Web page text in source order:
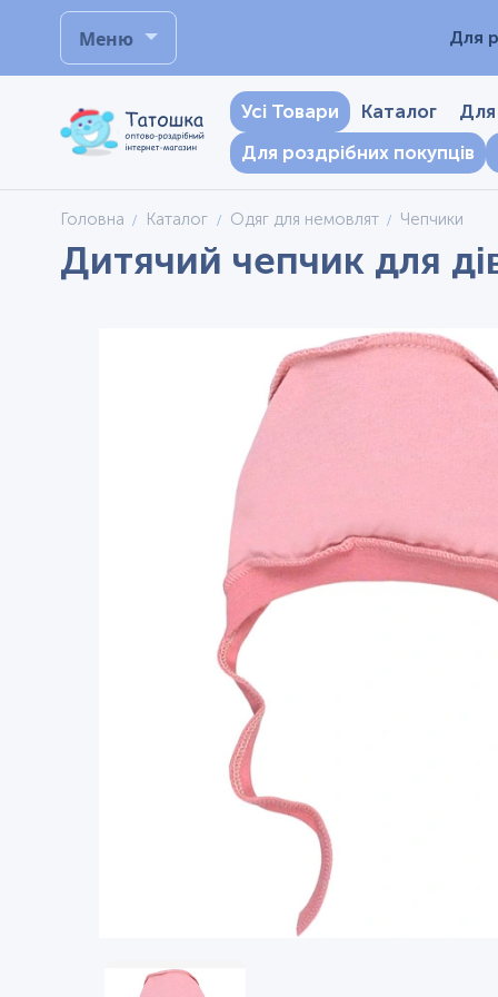
Меню Для
Усі Товари Каталог
Для
Для роздрібних покупців
Головна Каталог Одяг для немовлят Чепчики
Дитячий чепчик для